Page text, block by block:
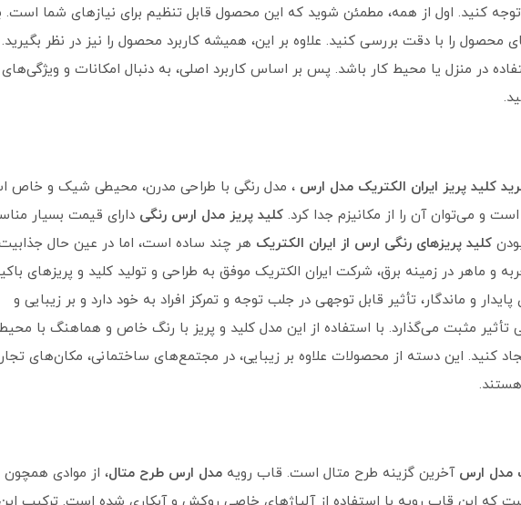
کنید. اول از همه، مطمئن شوید که این محصول قابل تنظیم برای نیازهای شما است.
محصول را با دقت بررسی کنید. علاوه بر این، همیشه کاربرد محصول را نیز در نظر بگیرید.
در منزل یا محیط کار باشد. پس بر اساس کاربرد اصلی، به دنبال امکانات و ویژگی‌های
کلید پریز ایران الکتریک مدل ارس ، مدل رنگی با طراحی مدرن، محیطی شیک و خاص
و می‌توان آن را از مکانیزم جدا کرد. کلید پریز مدل ارس رنگی دارای قیمت بسیار
کلید پریزهای رنگی ارس از ایران الکتریک هر چند ساده است، اما در عین حال
و ماهر در زمینه برق، شرکت ایران الکتریک موفق به طراحی و تولید کلید و پریزهای
و ماندگار، تأثیر قابل توجهی در جلب توجه و تمرکز افراد به خود دارد و بر زیبایی و
تأثیر مثبت می‌گذارد. با استفاده از این مدل کلید و پریز با رنگ خاص و هماهنگ با
کنید. این دسته از محصولات علاوه بر زیبایی، در مجتمع‌های ساختمانی، مکان‌های
مدل ارس آخرین گزینه طرح متال است. قاب رویه مدل ارس طرح متال، از موادی همچون